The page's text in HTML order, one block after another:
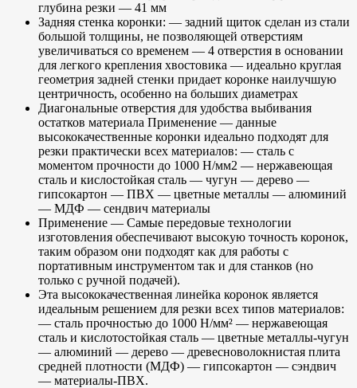
глубина резки — 41 мм
Задняя стенка коронки: — задний щиток сделан из стали
большой толщины, не позволяющей отверстиям
увеличиваться со временем — 4 отверстия в основании
для легкого крепления хвостовика — идеально круглая
геометрия задней стенки придает коронке наилучшую
центричность, особенно на больших диаметрах
Диагональные отверстия для удобства выбивания
остатков материала Применение — данные
высококачественные коронки идеально подходят для
резки практически всех материалов: — сталь с
моментом прочности до 1000 Н/мм2 — нержавеющая
сталь и кислостойкая сталь — чугун — дерево —
гипсокартон — ПВХ — цветные металлы — алюминий
— МДФ — сендвич материалы
Применение — Самые передовые технологии
изготовления обеспечивают высокую точность коронок,
таким образом они подходят как для работы с
портативным инструментом так и для станков (но
только с ручной подачей).
Эта высококачественная линейка коронок является
идеальным решением для резки всех типов материалов:
— сталь прочностью до 1000 Н/мм² — нержавеющая
сталь и кислотостойкая сталь — цветные металлы-чугун
— алюминий — дерево — древесноволокнистая плита
средней плотности (МДФ) — гипсокартон — сэндвич
— материалы-ПВХ.